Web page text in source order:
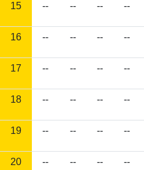
15 -- -- -- --
16 -- -- -- --
17 -- -- -- --
18 -- -- -- --
19 -- -- -- --
20 -- -- -- --